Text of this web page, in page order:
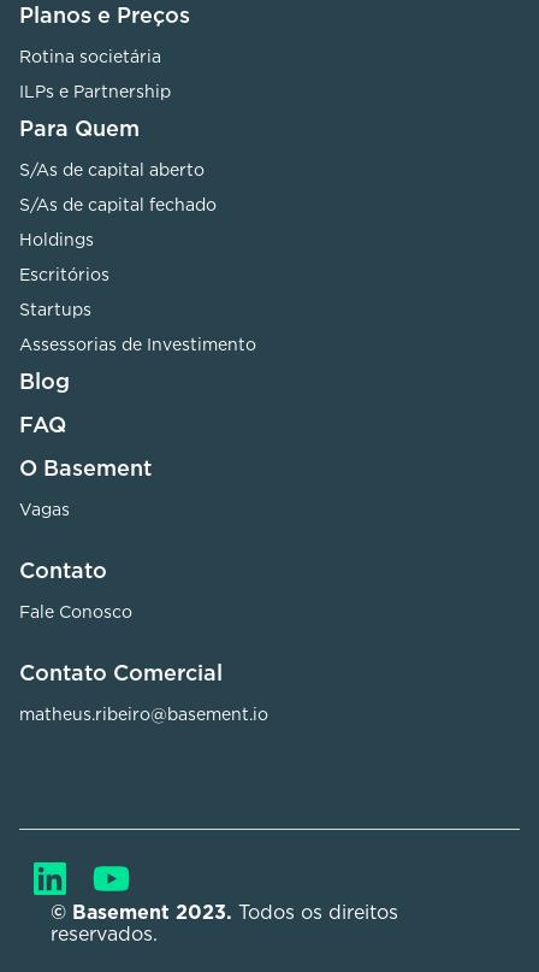
Planos e Preços
Rotina societária
ILPs e Partnership
Para Quem
S/As de capital aberto
S/As de capital fechado
Holdings
Escritórios
Startups
Assessorias de Investimento
Blog
FAQ
O Basement
Vagas
Contato
Fale Conosco
Contato Comercial
matheus.ribeiro@basement.io
© Basement 2023. Todos os direitos
reservados.